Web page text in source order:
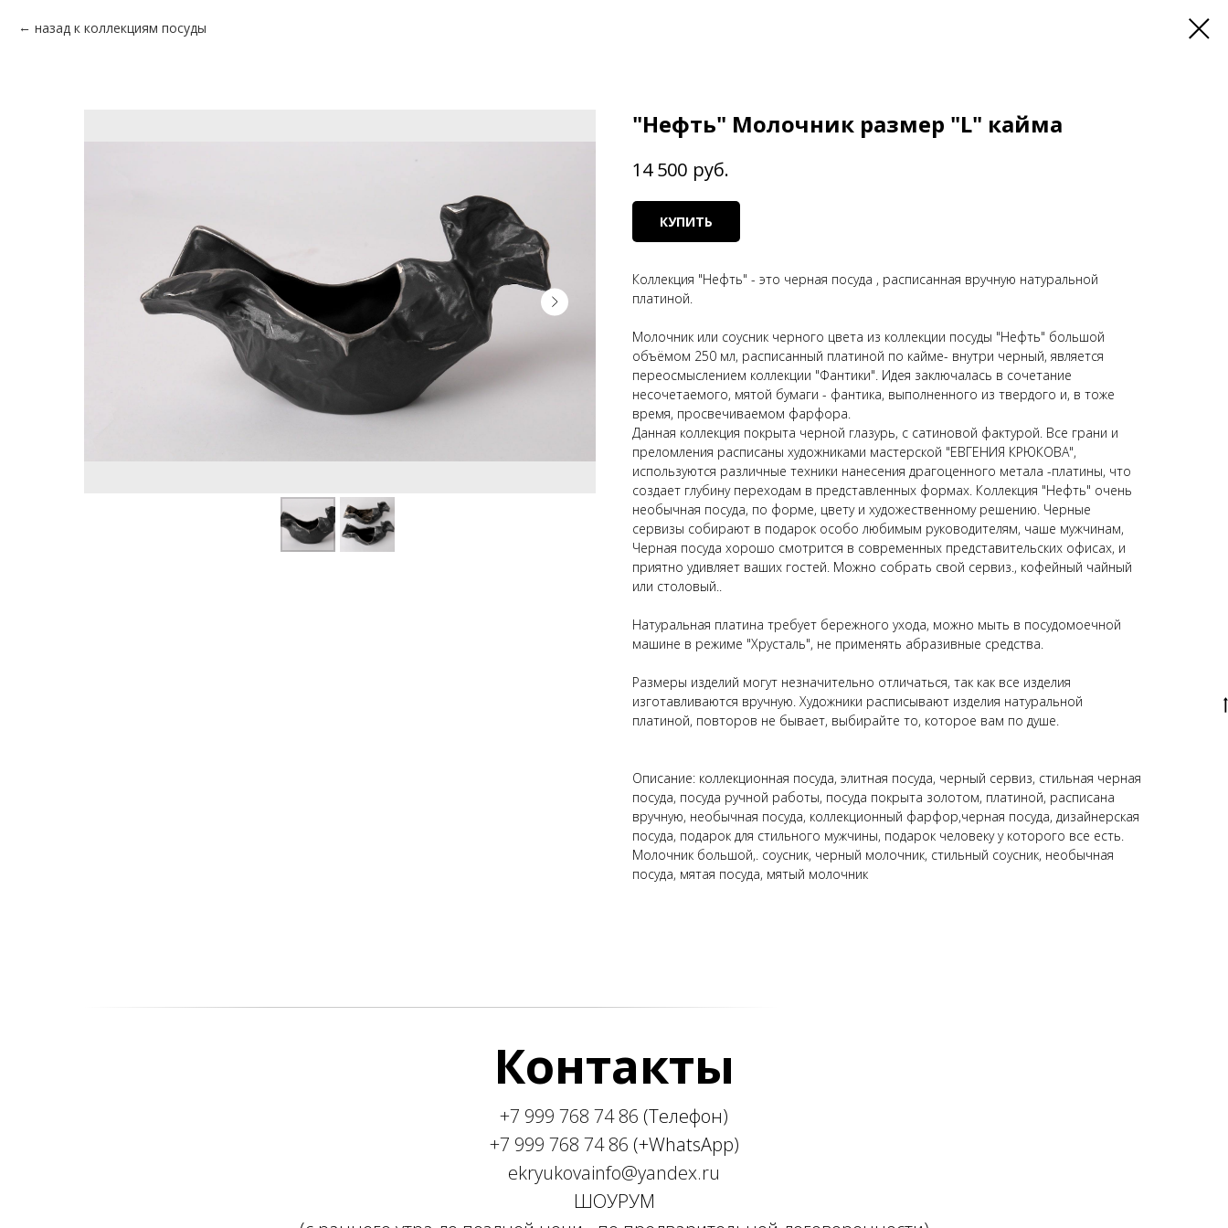
назад к коллекциям посуды
"Нефть" Молочник размер "L" кайма
14 500 руб.
КУПИТЬ
Коллекция "Нефть" - это черная посуда , расписанная вручную натуральной
платиной.
Молочник или соусник черного цвета из коллекции посуды "Нефть" большой
объёмом 250 мл, расписанный платиной по кайме- внутри черный, является
переосмыслением коллекции "Фантики". Идея заключалась в сочетание
несочетаемого, мятой бумаги - фантика, выполненного из твердого и, в тоже
время, просвечиваемом фарфора.
Данная коллекция покрыта черной глазурь, с сатиновой фактурой. Все грани и
преломления расписаны художниками мастерской "ЕВГЕНИЯ КРЮКОВА",
используются различные техники нанесения драгоценного метала -платины, что
создает глубину переходам в представленных формах. Коллекция "Нефть" очень
необычная посуда, по форме, цвету и художественному решению. Черные
сервизы собирают в подарок особо любимым руководителям, чаше мужчинам,
Черная посуда хорошо смотрится в современных представительских офисах, и
приятно удивляет ваших гостей. Можно собрать свой сервиз., кофейный чайный
или столовый..
Натуральная платина требует бережного ухода, можно мыть в посудомоечной
машине в режиме "Хрусталь", не применять абразивные средства.
Размеры изделий могут незначительно отличаться, так как все изделия
изготавливаются вручную. Художники расписывают изделия натуральной
платиной, повторов не бывает, выбирайте то, которое вам по душе.
Описание: коллекционная посуда, элитная посуда, черный сервиз, стильная черная
посуда, посуда ручной работы, посуда покрыта золотом, платиной, расписана
вручную, необычная посуда, коллекционный фарфор,черная посуда, дизайнерская
посуда, подарок для стильного мужчины, подарок человеку у которого все есть.
Молочник большой,. соусник, черный молочник, стильный соусник, необычная
посуда, мятая посуда, мятый молочник
Контакты
+7 999 768 74 86 (Телефон)
+7 999 768 74 86 (+WhatsApp)
ekryukovainfo@yandex.ru
ШОУРУМ